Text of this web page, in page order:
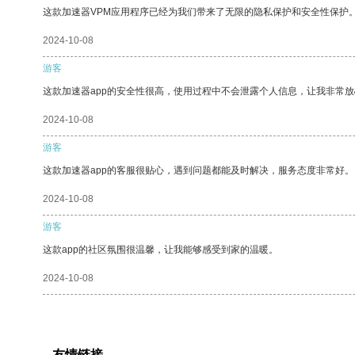
这款加速器VPM应用程序已经为我们带来了无限的隐私保护和安全性保护
2024-10-08
游客
这款加速器app的安全性很高，使用过程中不会泄露个人信息，让我非常
2024-10-08
游客
这款加速器app的客服很贴心，遇到问题都能及时解决，服务态度非常好。
2024-10-08
游客
这款app的社区氛围很温馨，让我能够感受到家的温暖。
2024-10-08